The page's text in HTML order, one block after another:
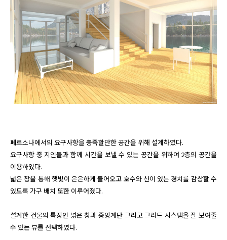
페르소나에서의 요구사항을 충족할만한 공간을 위해 설계하였다.
요구사항 중 지인들과 함께 시간을 보낼 수 있는 공간을 위하여 2층의 공간을
이용하였다.
넓은 창을 통해 햇빛이 은은하게 들어오고 호수와 산이 있는 경치를 감상할 수
있도록 가구 배치 또한 이루어졌다.
설계한 건물의 특징인 넓은 창과 중앙계단 그리고 그리드 시스템을 잘 보여줄
수 있는 뷰를 선택하였다.